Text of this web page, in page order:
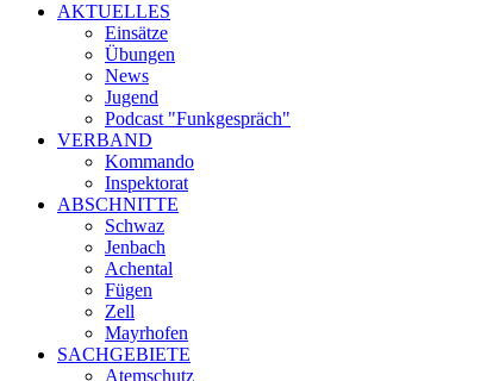
AKTUELLES
Einsätze
Übungen
News
Jugend
Podcast "Funkgespräch"
VERBAND
Kommando
Inspektorat
ABSCHNITTE
Schwaz
Jenbach
Achental
Fügen
Zell
Mayrhofen
SACHGEBIETE
Atemschutz